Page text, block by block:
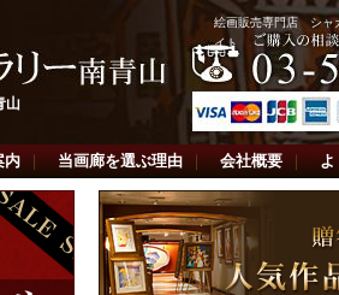
山
絵画販売専門店 シャ
イト
内 当画廊を選ぶ理由 会社概要 よ